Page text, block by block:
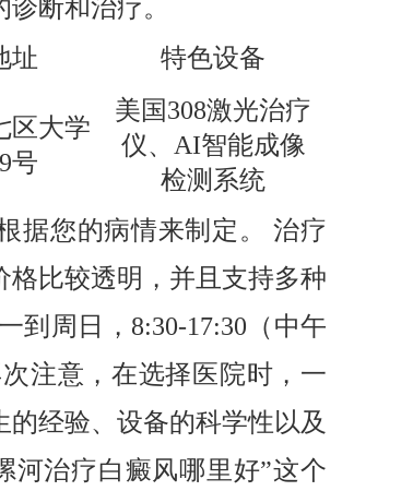
断和治疗。
址 特色设备
区大学
号
美国308激光治疗
仪、AI智能成像
检测系统
据您的病情来制定。 治疗
比较透明，并且支持多种
到周日，8:30-17:30（中午
注意，在选择医院时，一
经验、设备的科学性以及
河治疗白癜风哪里好”这个